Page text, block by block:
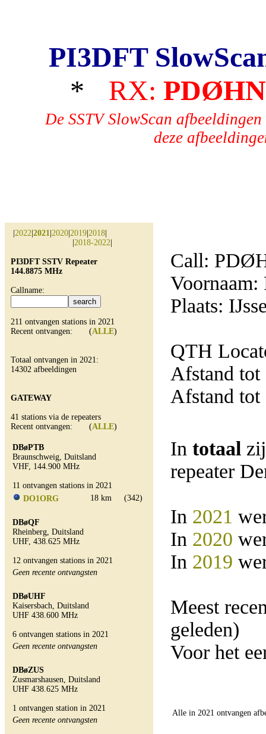
PI3DFT
*
RX:
De SSTV SlowScan
deze
2022 2021 2020 2019 2018
2018-2022
PI3DFT SSTV Repeater
144.8875 MHz
Callname:
211 ontvangen stations in 2021
Recent ontvangen: (ALLE)
Totaal ontvangen in 2021:
14302 afbeeldingen
GATEWAY
41 stations via de repeaters
Recent ontvangen: (ALLE)
DBøPTB
Braunschweig, Duitsland
VHF, 144.900 MHz
11 ontvangen stations in 2021
DO1ORG
18 km (342)
DBøQF
Rheinberg, Duitsland
UHF, 438.625 MHz
12 ontvangen stations in 2021
Geen recente ontvangsten
DBøUHF
Kaisersbach, Duitsland
UHF 438.600 MHz
6 ontvangen stations in 2021
Geen recente ontvangsten
DBøZUS
Zusmarshausen, Duitsland
UHF 438.625 MHz
1 ontvangen station in 2021
Geen recente ontvangsten
Call:
Voornaam:
Plaats:
QTH
Afstand tot
Afstand tot
In totaal
repeater
In 2021
In 2020
In 2019
Meest
geleden)
Voor het
Alle in 2021 ontvangen